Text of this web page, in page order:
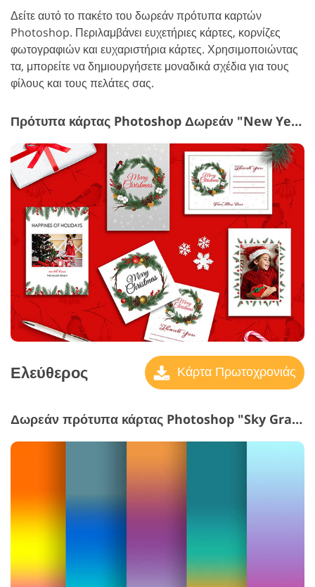
Δείτε αυτό το πακέτο του δωρεάν πρότυπα καρτών
Photoshop. Περιλαμβάνει ευχετήριες κάρτες, κορνίζες
φωτογραφιών και ευχαριστήρια κάρτες. Χρησιμοποιώντας
τα, μπορείτε να δημιουργήσετε μοναδικά σχέδια για τους
φίλους και τους πελάτες σας.
Πρότυπα κάρτας Photoshop Δωρεάν "New Year Card"
Ελεύθερος Κάρτα Πρωτοχρονιάς
Δωρεάν πρότυπα κάρτας Photoshop "Sky Gradients Photoshop"